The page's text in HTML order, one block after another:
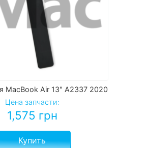
MacBook Air 13" A2337 2020
Цена запчасти:
1,575 грн
Купить